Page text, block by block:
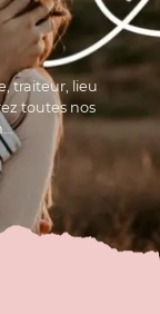
traiteur, lieu
toutes nos